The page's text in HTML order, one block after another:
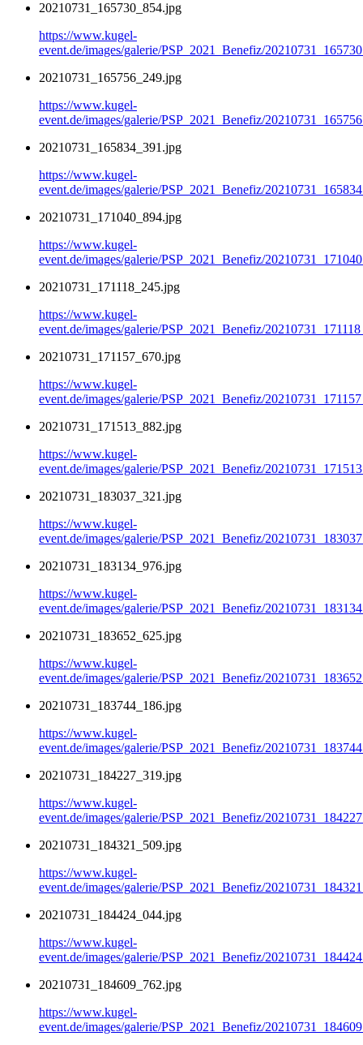
20210731_165730_854.jpg
https://www.kugel-
event.de/images/galerie/PSP_2021_Benefiz/
20210731_165756_249.jpg
https://www.kugel-
event.de/images/galerie/PSP_2021_Benefiz/
20210731_165834_391.jpg
https://www.kugel-
event.de/images/galerie/PSP_2021_Benefiz/
20210731_171040_894.jpg
https://www.kugel-
event.de/images/galerie/PSP_2021_Benefiz/
20210731_171118_245.jpg
https://www.kugel-
event.de/images/galerie/PSP_2021_Benefiz/
20210731_171157_670.jpg
https://www.kugel-
event.de/images/galerie/PSP_2021_Benefiz/
20210731_171513_882.jpg
https://www.kugel-
event.de/images/galerie/PSP_2021_Benefiz/
20210731_183037_321.jpg
https://www.kugel-
event.de/images/galerie/PSP_2021_Benefiz/
20210731_183134_976.jpg
https://www.kugel-
event.de/images/galerie/PSP_2021_Benefiz/
20210731_183652_625.jpg
https://www.kugel-
event.de/images/galerie/PSP_2021_Benefiz/
20210731_183744_186.jpg
https://www.kugel-
event.de/images/galerie/PSP_2021_Benefiz/
20210731_184227_319.jpg
https://www.kugel-
event.de/images/galerie/PSP_2021_Benefiz/
20210731_184321_509.jpg
https://www.kugel-
event.de/images/galerie/PSP_2021_Benefiz/
20210731_184424_044.jpg
https://www.kugel-
event.de/images/galerie/PSP_2021_Benefiz/
20210731_184609_762.jpg
https://www.kugel-
event.de/images/galerie/PSP_2021_Benefiz/